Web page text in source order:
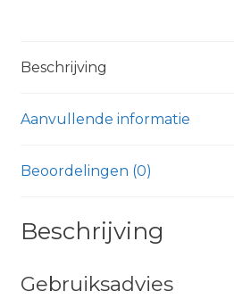
Beschrijving
Aanvullende informatie
Beoordelingen (0)
Beschrijving
Gebruiksadvies